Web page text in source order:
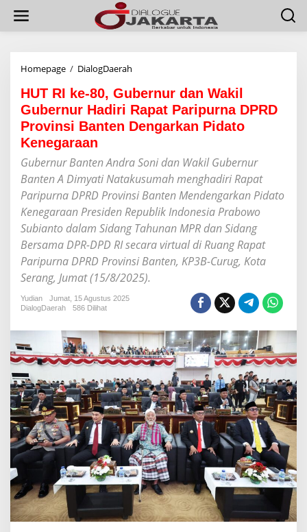
w
Homepage / DialogDaerah
T
R
I
k
8
0
,
u
b
e
n
u
n
W
a
k
i
l
G
u
b
e
r
n
u
r
H
a
d
HUT RI ke-80, Gubernur dan Wakil
Gubernur Hadiri Rapat Paripurna DPRD
Provinsi Banten Dengarkan Pidato
Kenegaraan
Gubernur Banten Andra Soni dan Wakil Gubernur
Banten A Dimyati Natakusumah menghadiri Rapat
Paripurna DPRD Provinsi Banten Mendengarkan Pidato
Kenegaraan Presiden Republik Indonesia Prabowo
Subianto dalam Sidang Tahunan MPR dan Sidang
Bersama DPR-DPD RI secara virtual di Ruang Rapat
Paripurna DPRD Provinsi Banten, KP3B-Curug, Kota
Serang, Jumat (15/8/2025).
Yudian
Jumat, 15 Agustus 2025
DialogDaerah
586 Dilihat